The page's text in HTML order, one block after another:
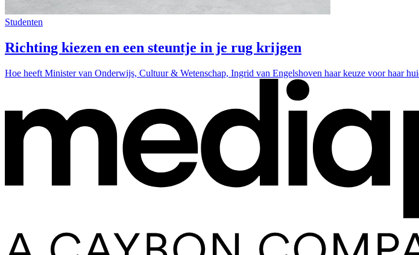
Studenten
Richting kiezen en een steuntje in je rug krijgen
Hoe heeft Minister van Onderwijs, Cultuur & Wetenschap, Ingrid van Engelshoven haar keuze voor haar